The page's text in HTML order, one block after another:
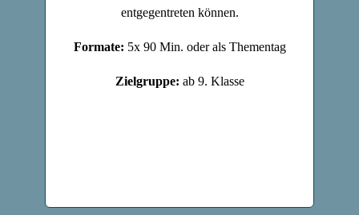
entgegentreten können.
Formate: 5x 90 Min. oder als Thementag
Zielgruppe: ab 9. Klasse